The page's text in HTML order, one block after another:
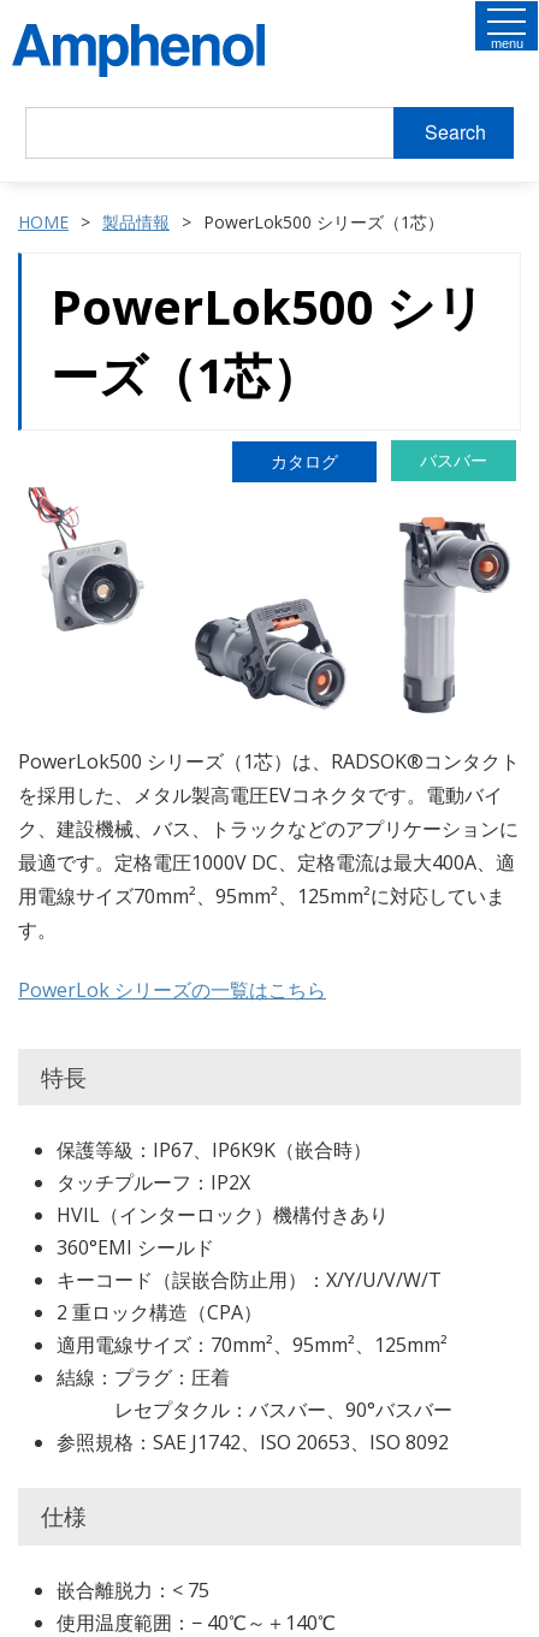
Search
menu
HOME 製品情報 PowerLok500 シリーズ（1芯）
PowerLok500 シリ
ーズ（1芯）
カタログ バスバー
PowerLok500 シリーズ（1芯）は、RADSOK®コンタクト
を採用した、メタル製高電圧EVコネクタです。電動バイ
ク、建設機械、バス、トラックなどのアプリケーションに
最適です。定格電圧1000V DC、定格電流は最大400A、適
用電線サイズ70mm²、95mm²、125mm²に対応していま
す。
PowerLok シリーズの一覧はこちら
特長
保護等級：IP67、IP6K9K（嵌合時）
タッチプルーフ：IP2X
HVIL（インターロック）機構付きあり
360°EMI シールド
キーコード（誤嵌合防止用）：X/Y/U/V/W/T
2 重ロック構造（CPA）
適用電線サイズ：70mm²、95mm²、125mm²
結線：プラグ：圧着
レセプタクル：バスバー、90°バスバー
参照規格：SAE J1742、ISO 20653、ISO 8092
仕様
嵌合離脱力：< 75
使用温度範囲：− 40℃～＋140℃